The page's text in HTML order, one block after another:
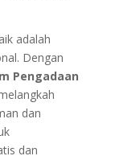
adalah
Dengan
Pengadaan
dan
dan